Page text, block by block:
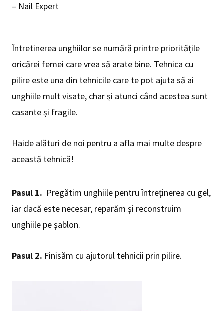
– Nail Expert
Întretinerea unghiilor se numără printre prioritățile
oricărei femei care vrea să arate bine. Tehnica cu
pilire este una din tehnicile care te pot ajuta să ai
unghiile mult visate, char și atunci când acestea sunt
casante și fragile.
Haide alături de noi pentru a afla mai multe despre
această tehnică!
Pasul 1. Pregătim unghiile pentru întreținerea cu gel,
iar dacă este necesar, reparăm și reconstruim
unghiile pe șablon.
Pasul 2. Finisăm cu ajutorul tehnicii prin pilire.